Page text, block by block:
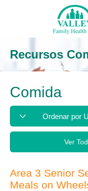
Recursos
Comida
Ver
Area 3 Senior
Meals on